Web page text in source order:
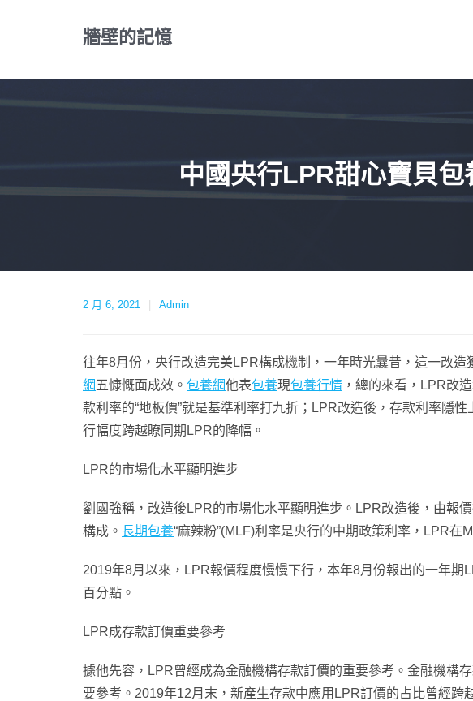
牆壁的記憶
中國央行LPR甜心寶貝
2 月 6, 2021 Admin
往年8月份，央行改造完美LPR構成機制，一年時光曩昔，這一改
網 五慷慨面成效。 包養網他表包養現包養行情 ，總的來看，LPR改
款利率的“地板價”就是基準利率打九折；LPR改造後，存款利率隱
行幅度跨越瞭同期LPR的降幅。
LPR的市場化水平顯明進步
劉國強稱，改造後LPR的市場化水平顯明進步。LPR改造後，由報
構成。 長期包養“麻辣粉”(MLF)利率是央行的中期政策利率，LPR在
2019年8月以來，LPR報價程度慢慢下行，本年8月份報出的一年
百分點。
LPR成存款訂價重要參考
據他先容，LPR曾經成為金融機構存款訂價的重要參考。金融機構
要參考。2019年12月末，新產生存款中應用LPR訂價的占比曾經